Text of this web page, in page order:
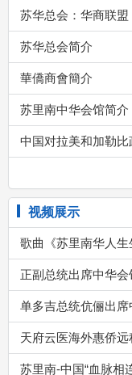
苏华总会：华商联盟
苏华总会简介
華僑商會簡介
苏里南中华会馆简介
中国对拉美和加勒比
视频展示
歌曲《苏里南华人生
正副总统出席中华
单多吉总统伉俪出
天府云医海外惠侨
苏里南-中国“血脉相